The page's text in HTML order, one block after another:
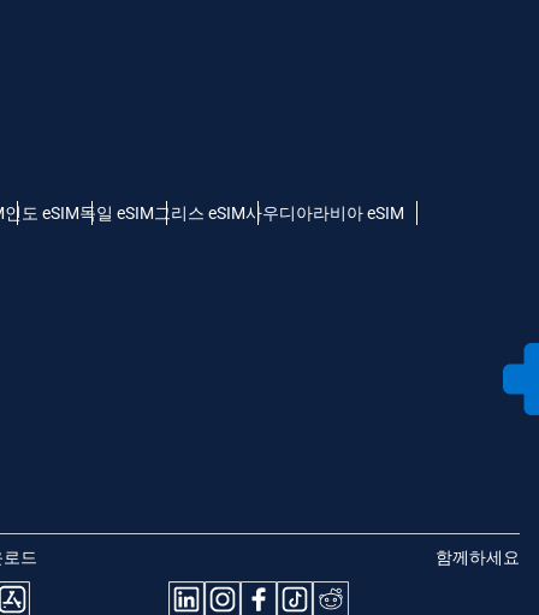
인도 eSIM독일 eSIM그리스 eSIM사우디아라비아 eSIM
드 함께하세요